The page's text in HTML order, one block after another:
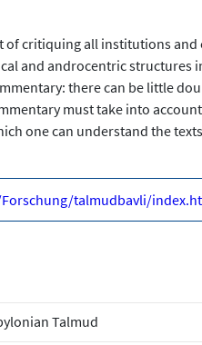
of critiquing all institutions
and androcentric structures
there can be little
must take into
one can understand the
talmudbavli/
Talmud